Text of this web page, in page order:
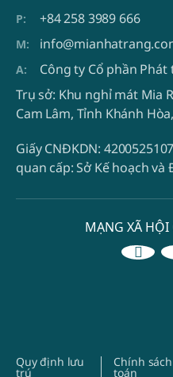
MẠNG XÃ
Quy định lưu
trú
Chính
toán
+84 258 3989 666
Công ty Cổ phần
Trụ sở: Khu nghỉ mát Mia
Cam Lâm, Tỉnh Khánh
Giấy CNĐKDN:
quan cấp: Sở Kế hoạch